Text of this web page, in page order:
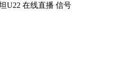
U22 在线直播 信号